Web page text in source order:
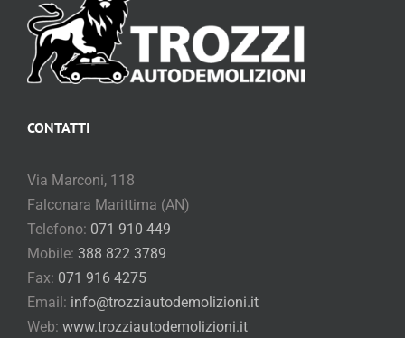
CONTATTI
Via Marconi, 118
Falconara Marittima (AN)
Telefono: 071 910 449
Mobile: 388 822 3789
Fax: 071 916 4275
Email: info@trozziautodemolizioni.it
Web: www.trozziautodemolizioni.it